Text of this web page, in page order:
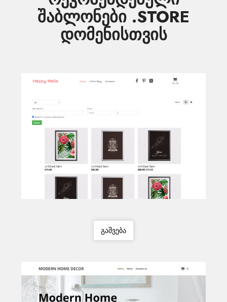
შაბლონები .STORE
დომენისთვის
გაშვება